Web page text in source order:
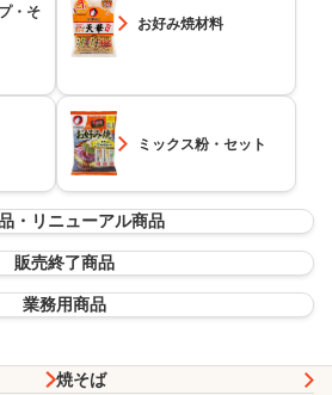
・そ
お好み焼材料
ミックス粉・セット
・リニューアル商品
販売終了商品
業務用商品
焼そば